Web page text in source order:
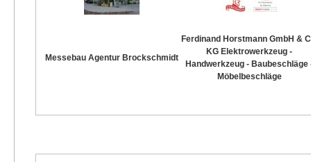
Messebau Agentur Brockschmidt
Ferdinand Horstmann GmbH &
KG Elektrowerkzeug -
Handwerkzeug - Baubeschläge
Möbelbeschläge